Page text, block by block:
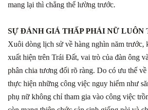
mang lại thì chẳng thể lường trước.
SỰ ĐÁNH GIÁ THẤP PHÁI NỮ LUÔN
Xuôi dòng lịch sử về hàng nghìn năm trước,
xuất hiện trên Trái Đất, vai trò của đàn ông
phân chia tương đối rõ ràng. Do có ưu thế
thực hiện những công việc nguy hiểm như
phụ nữ không chỉ tham gia vào công việc